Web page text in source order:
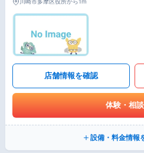
店舗情報を確認
体験・相
設備・料金情報